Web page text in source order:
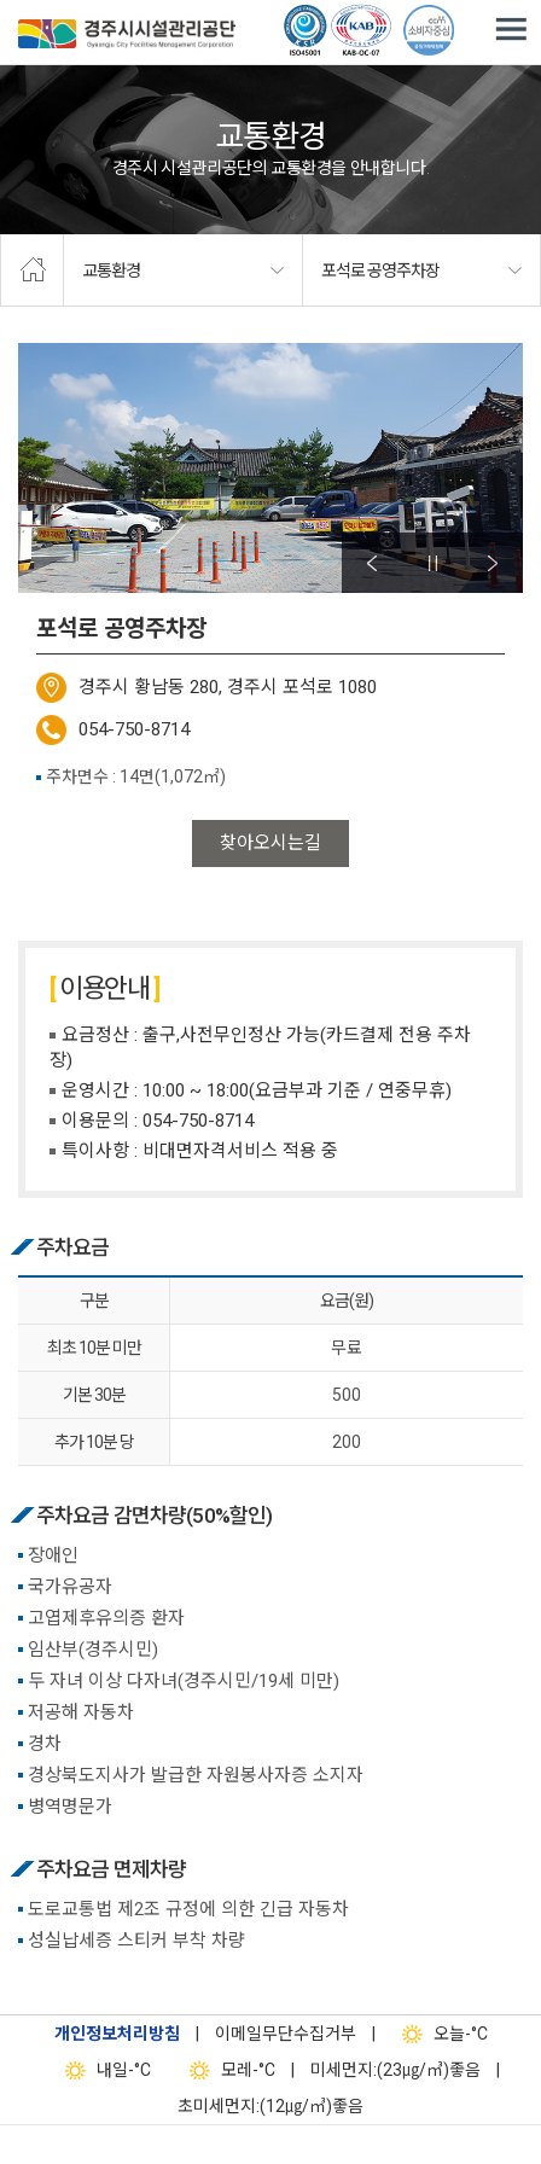
교통환경
경주시 시설관리공단의 교통환경을 안내합니다.
교통환경 포석로 공영주차장
포석로 공영주차장
경주시 황남동 280, 경주시 포석로 1080
054-750-8714
찾아오시는길
주차면수 : 14면(1,072㎡)
이용안내
요금정산 : 출구,사전무인정산 가능(카드결제 전용 주차
장)
운영시간 : 10:00 ~ 18:00(요금부과 기준 / 연중무휴)
이용문의 : 054-750-8714
특이사항 : 비대면자격서비스 적용 중
주차요금
구분 요금(원)
최초 10분 미만 무료
기본 30분 500
추가 10분 당 200
주차요금 감면차량(50%할인)
장애인
국가유공자
고엽제후유의증 환자
임산부(경주시민)
두 자녀 이상 다자녀(경주시민/19세 미만)
저공해 자동차
경차
경상북도지사가 발급한 자원봉사자증 소지자
병역명문가
주차요금 면제차량
도로교통법 제2조 규정에 의한 긴급 자동차
성실납세증 스티커 부착 차량
개인정보처리방침 이메일무단수집거부 오늘-°C
내일-°C 모레 -°C 미세먼지:(23㎍/㎥)좋음
초미세먼지:(12㎍/㎥)좋음